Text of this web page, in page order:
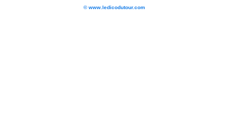
© www.ledicodutour.com